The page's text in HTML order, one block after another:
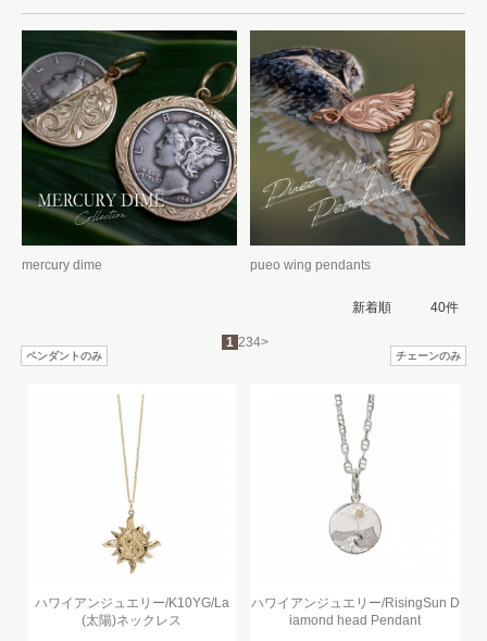
mercury dime pueo wing pendants
1 234>
ペンダントのみ チェーンのみ
ハワイアンジュエリー/K10YG/La
(太陽)ネックレス
ハワイアンジュエリー/RisingSun D
iamond head Pendant